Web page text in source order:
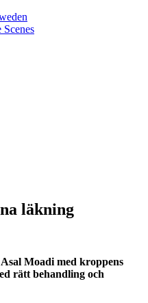
läkning
Moadi med kroppens
rätt behandling och